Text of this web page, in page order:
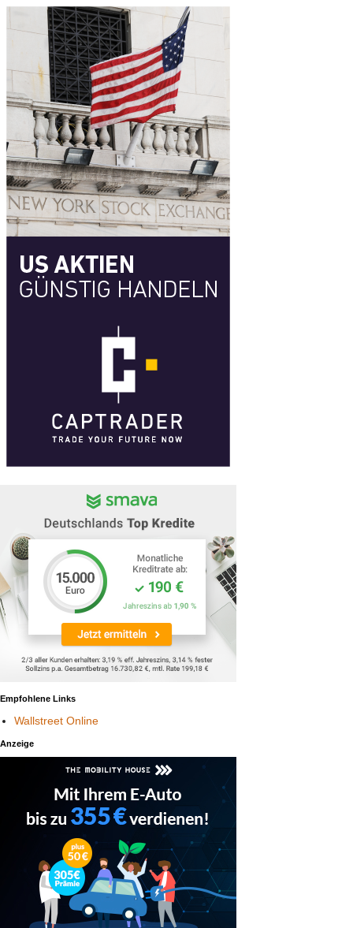
Empfohlene Links
Wallstreet Online
Anzeige